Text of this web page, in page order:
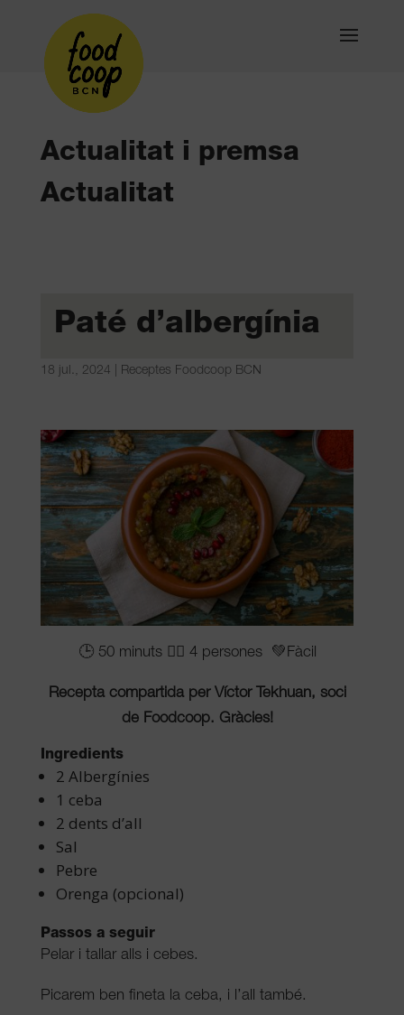
Actualitat i premsa
Actualitat
Paté d’albergínia
18 jul., 2024 Receptes Foodcoop BCN
🕒 50 minuts 👳‍♀️ 4 persones 💚Fàcil
Recepta compartida per Víctor Tekhuan, soci
de Foodcoop. Gràcies!
Ingredients
2 Albergínies
1 ceba
2 dents d’all
Sal
Pebre
Orenga (opcional)
Passos a seguir
Pelar i tallar alls i cebes.
Picarem ben fineta la ceba, i l’all també.